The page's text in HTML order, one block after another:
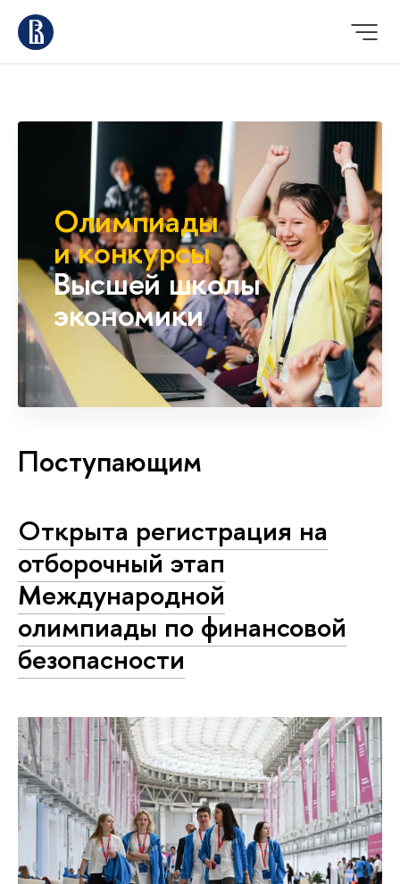
Олимпиады
и конкурсы
Высшей школы
экономики
Поступающим
Открыта регистрация на
отборочный этап
Международной
олимпиады по финансовой
безопасности